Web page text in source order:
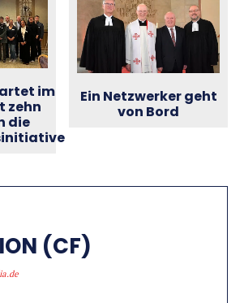
im
zehn
die
Ein Netzwerker geht
von Bord
(CF)